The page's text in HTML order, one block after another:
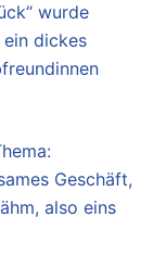
wurde
dickes
Geschäft,
also eins